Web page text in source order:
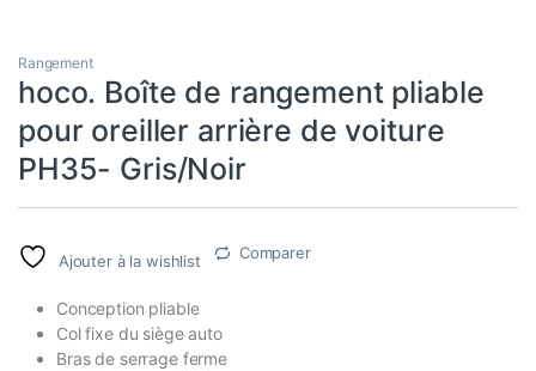
Rangement
hoco. Boîte de rangement pliable
pour oreiller arrière de voiture
PH35- Gris/Noir
Ajouter à la wishlist Comparer
Conception pliable
Col fixe du siège auto
Bras de serrage ferme